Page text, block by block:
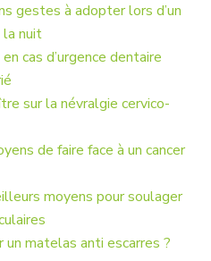
gestes à adopter lors d’un
la nuit
cas d’urgence dentaire
sur la névralgie cervico-
de faire face à un cancer
moyens pour soulager
matelas anti escarres ?